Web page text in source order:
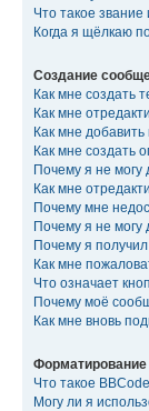
Что такое звание
Когда я щёлкаю
Создание
Как мне создать
Как мне
Как мне
Как мне создать
Почему я не могу
Как мне
Почему мне
Почему я не могу
Почему я
Как мне
Что означает
Почему моё
Как мне вновь
Что такое
Могу ли я